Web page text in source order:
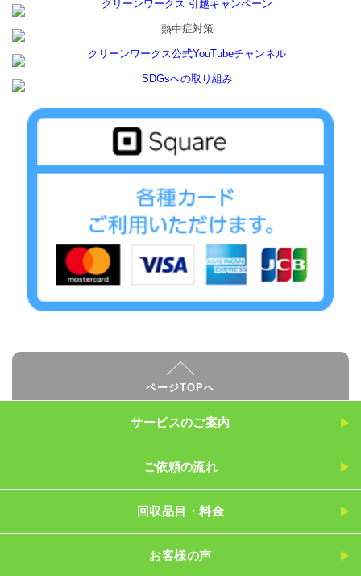
ページTOPへ
サービスのご案内
ご依頼の流れ
回収品目・料金
お客様の声